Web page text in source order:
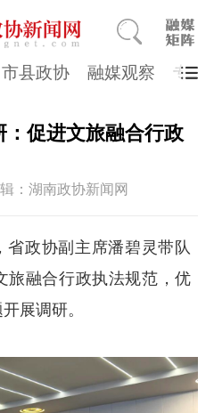
市县政协 融媒观察 专题
促进文旅融合行政
：湖南政协新闻网
省政协副主席潘碧灵带队
旅融合行政执法规范，优
展调研。